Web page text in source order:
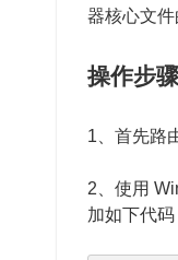
器核心文
操作步骤
1、首先路
2、使用
加如下代码